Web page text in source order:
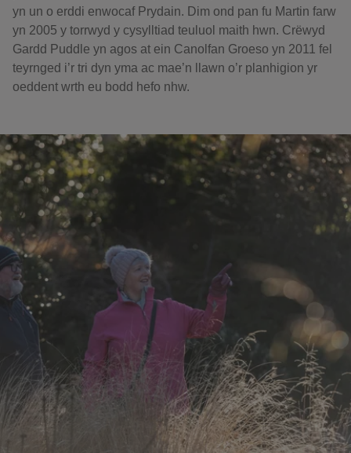
yn un o erddi enwocaf Prydain. Dim ond pan fu Martin farw
yn 2005 y torrwyd y cysylltiad teuluol maith hwn. Crëwyd
Gardd Puddle yn agos at ein Canolfan Groeso yn 2011 fel
teyrnged i’r tri dyn yma ac mae’n llawn o’r planhigion yr
oeddent wrth eu bodd hefo nhw.